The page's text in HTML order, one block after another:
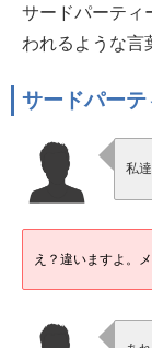
サードパーティ
われるような言
サードパーテ
私
え？違いますよ。